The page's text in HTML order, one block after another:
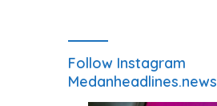
Follow Instagram
Medanheadlines.news